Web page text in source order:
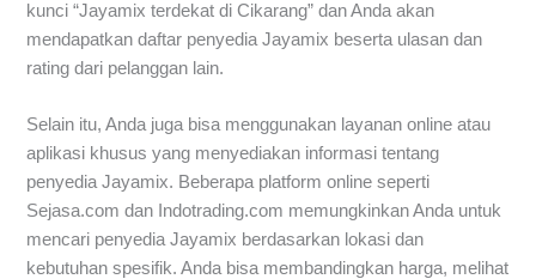
kunci “Jayamix terdekat di Cikarang” dan Anda akan
mendapatkan daftar penyedia Jayamix beserta ulasan dan
rating dari pelanggan lain.
Selain itu, Anda juga bisa menggunakan layanan online atau
aplikasi khusus yang menyediakan informasi tentang
penyedia Jayamix. Beberapa platform online seperti
Sejasa.com dan Indotrading.com memungkinkan Anda untuk
mencari penyedia Jayamix berdasarkan lokasi dan
kebutuhan spesifik. Anda bisa membandingkan harga, melihat